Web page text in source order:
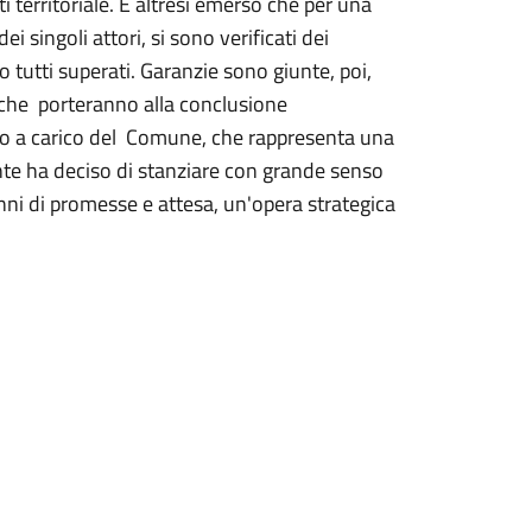
singoli attori, si sono verificati dei
superati. Garanzie sono giunte, poi,
porteranno alla conclusione
carico del Comune, che rappresenta una
ha deciso di stanziare con grande senso
di promesse e attesa, un'opera strategica